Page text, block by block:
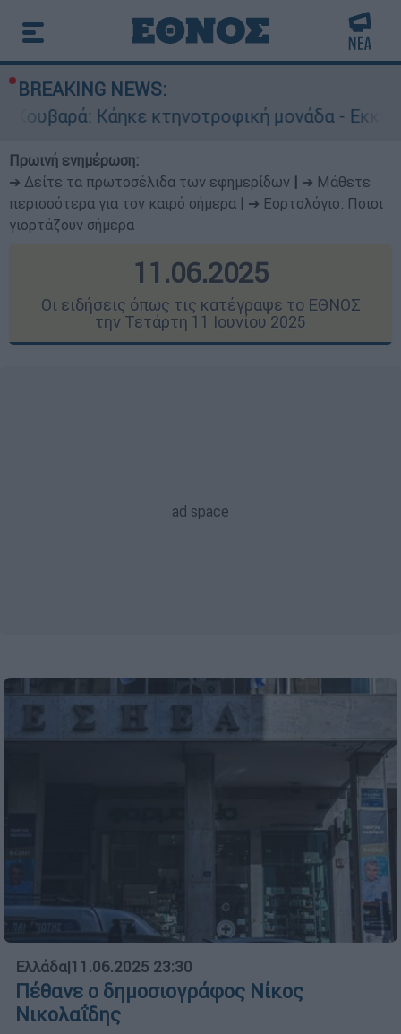
BREAKING NEWS:
μονάδα - Εκκενώνεται ο Άγιος
Πρωινή ενημέρωση:
➔ Δείτε τα πρωτοσέλιδα των εφημερίδων
➔ Μάθετε
περισσότερα για τον καιρό σήμερα
➔ Εορτολόγιο: Ποιοι
γιορτάζουν σήμερα
11.06.2025
Οι ειδήσεις όπως τις κατέγραψε το ΕΘΝΟΣ
την Τετάρτη 11 Ιουνίου 2025
Ελλάδα|11.06.2025 23:30
Πέθανε ο δημοσιογράφος Νίκος
Νικολαΐδης